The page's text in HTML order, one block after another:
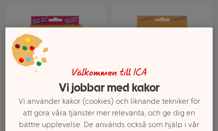
Scrub Mommy Violett
Mer info
Scrub Daddy Original
Mer info
Välkommen till ICA
Vi jobbar med kakor
Vi använder kakor (cookies) och liknande tekniker för
att göra våra tjänster mer relevanta, och ge dig en
bättre upplevelse. De används också som hjälp i vår